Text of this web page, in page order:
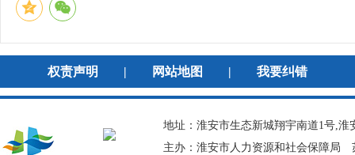
权责声明 | 网站地图 | 我要纠错
地址：淮安市生态新城翔宇南道1号,
主办：淮安市人力资源和社会保障局